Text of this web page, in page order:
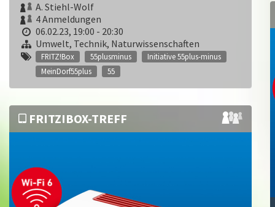
A. Stiehl-Wolf
4 Anmeldungen
06.02.23, 19:00 - 20:30
Umwelt, Technik, Naturwissenschaften
FRITZ!Box 55plusminus
Initiative 55plus-minus
MeinDorf55plus
55
FRITZ!BOX-TREFF